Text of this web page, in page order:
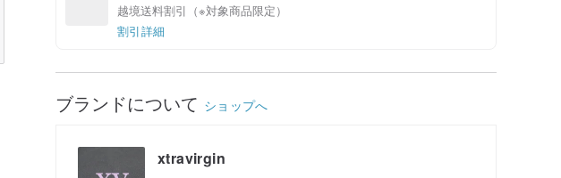
越境送料割引（※対象商品限定）
割引詳細
ブランドについて ショップへ
xtravirgin